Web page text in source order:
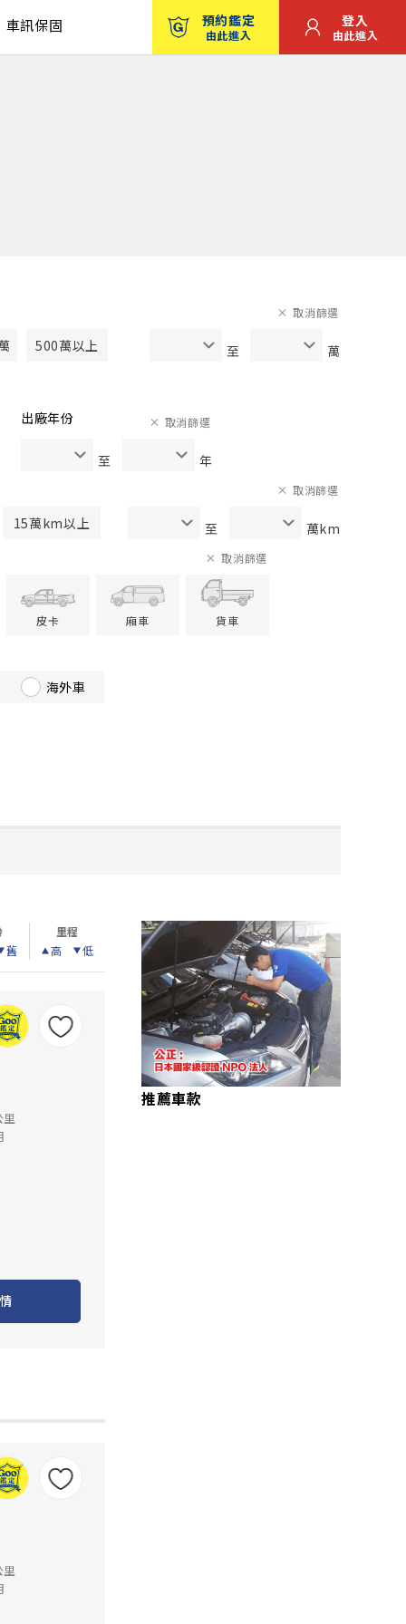
車訊保固 預約鑑定
由此進入
登入
由此進入
500萬以上 至 萬
取消篩選
出廠年份
至 年
取消篩選
15萬km以上 至 萬km
取消篩選
皮卡 廂車 貨車
取消篩選
海外車
舊
里程
高
低
推薦車款